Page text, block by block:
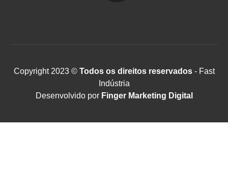
Copyright 2023 ©Todos os direitos reservados- Fast
Indústria
Desenvolvido por Finger Marketing Digital